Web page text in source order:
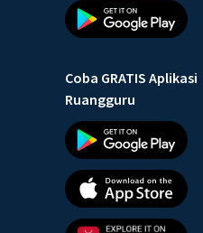
Coba GRATIS Aplikasi
Ruangguru